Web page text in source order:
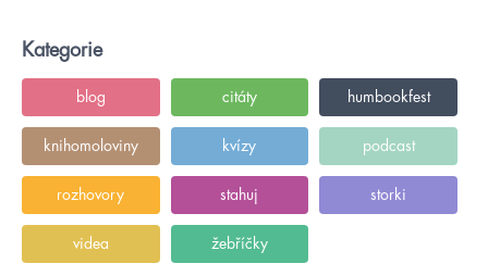
Kategorie
blog citáty humbookfest
knihomoloviny kvízy podcast
rozhovory stahuj storki
videa žebříčky